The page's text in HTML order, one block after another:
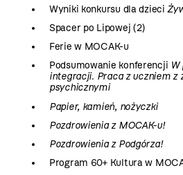
Wyniki konkursu dla dzieci
Spacer po Lipowej (2)
Ferie w MOCAK-u
Podsumowanie konferencji W
integracji. Praca z uczniem z
psychicznymi
Papier, kamień, nożyczki
Pozdrowienia z MOCAK-u!
Pozdrowienia z Podgórza!
Program 60+ Kultura w